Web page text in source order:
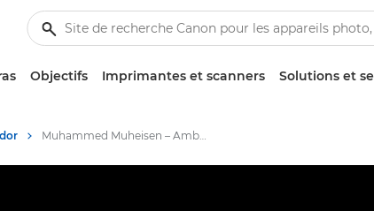
Objectifs Imprimantes et scanners Solutions et
Muhammed Muheisen – Ambassadeurs Canon